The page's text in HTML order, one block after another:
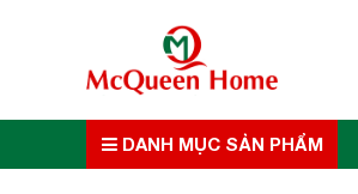
DANH MỤC SẢN PHẨM